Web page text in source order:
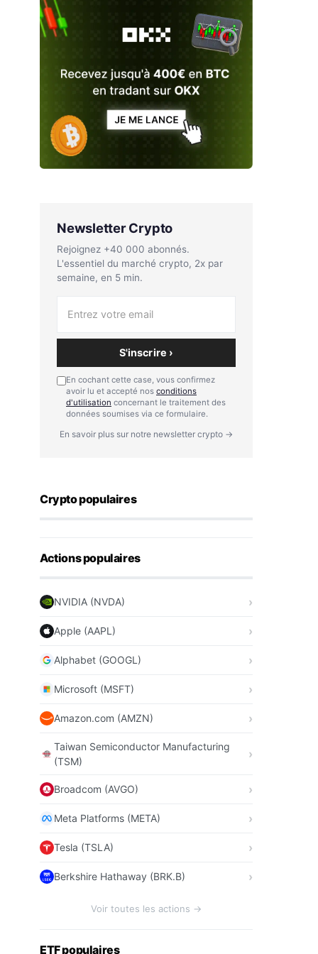
Newsletter Crypto
Rejoignez +40 000 abonnés.
L'essentiel du marché crypto, 2x par
semaine, en 5 min.
S'inscrire ›
En cochant cette case, vous confirmez
avoir lu et accepté nos conditions
d'utilisation concernant le traitement des
données soumises via ce formulaire.
En savoir plus sur notre newsletter crypto →
Crypto populaires
Actions populaires
NVIDIA (NVDA)
Apple (AAPL)
Alphabet (GOOGL)
Microsoft (MSFT)
Amazon.com (AMZN)
Taiwan Semiconductor Manufacturing
(TSM)
Broadcom (AVGO)
Meta Platforms (META)
Tesla (TSLA)
Berkshire Hathaway (BRK.B)
Voir toutes les actions →
ETF populaires